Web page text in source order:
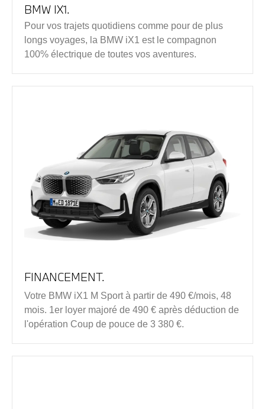
BMW IX1.
Pour vos trajets quotidiens comme pour de plus
longs voyages, la BMW iX1 est le compagnon
100% électrique de toutes vos aventures.
FINANCEMENT.
Votre BMW iX1 M Sport à partir de 490 €/mois, 48
mois. 1er loyer majoré de 490 € après déduction de
l'opération Coup de pouce de 3 380 €.